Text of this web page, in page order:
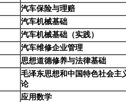
汽车保险与理赔
汽车机械基础
汽车机械基础（实践）
汽车维修企业管理
思想道德修养与法律基础
毛泽东思想和中国特色社会主
论
应用数学